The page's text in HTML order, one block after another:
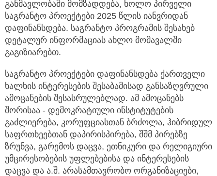
განმავლობაში მომზადდება, ხოლო პირველი
საგრანტო პროექტები 2025 წლის იანვრიდან
დაფინანსდება. საგრანტო პროგრამის შესახებ
დეტალურ ინფორმაციას ახლო მომავალში
გაგიზიარებთ.
საგრანტო პროექტები დაფინანსდება ქართველი
ხალხის ინტერესების შესაბამისად განსაზღვრული
ამოცანების შესასრულებლად. ამ ამოცანებს
შორისაა - დემოკრატიული ინსტიტუტების
გაძლიერება, კორუფციასთან ბრძოლა, ჰიბრიდულ
საფრთხეებთან დაპირისპირება, შშმ პირებზე
ზრუნვა, გარემოს დაცვა, ეთნიკური და რელიგიური
უმცირესობების უფლებებისა და ინტერესების
დაცვა და ა.შ. არასამთავრობო ორგანიზაციები,